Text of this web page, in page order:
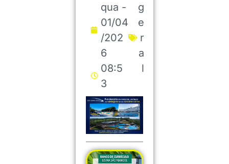
qua -
01/04
/202
6
08:5
3
g
e
r
a
l